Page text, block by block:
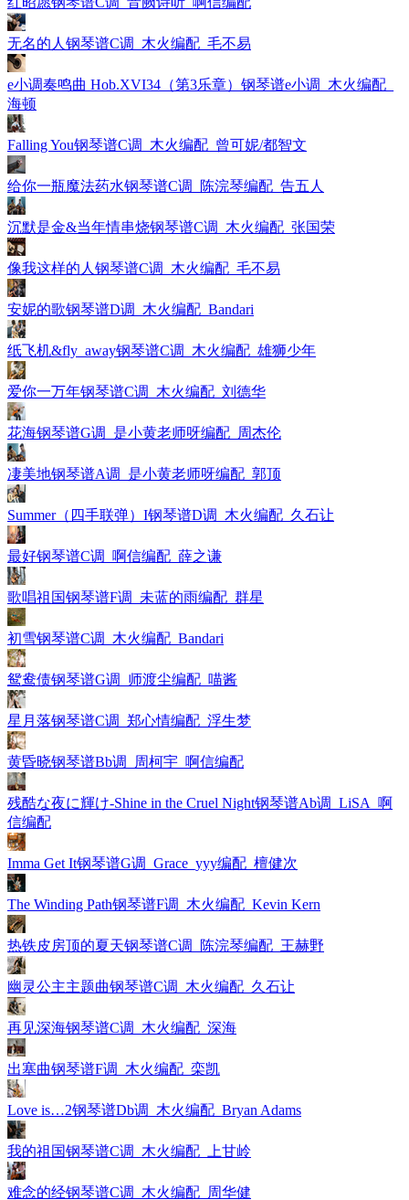
无名的人钢琴谱C调_木火编配_毛不易
e小调奏鸣曲 Hob.XVI34（第3乐章）钢琴谱e小调_木火编配_
海顿
Falling You钢琴谱C调_木火编配_曾可妮/都智文
给你一瓶魔法药水钢琴谱C调_陈浣琴编配_告五人
沉默是金&当年情串烧钢琴谱C调_木火编配_张国荣
像我这样的人钢琴谱C调_木火编配_毛不易
安妮的歌钢琴谱D调_木火编配_Bandari
纸飞机&fly_away钢琴谱C调_木火编配_雄狮少年
爱你一万年钢琴谱C调_木火编配_刘德华
花海钢琴谱G调_是小黄老师呀编配_周杰伦
凄美地钢琴谱A调_是小黄老师呀编配_郭顶
Summer（四手联弹）I钢琴谱D调_木火编配_久石让
最好钢琴谱C调_啊信编配_薛之谦
歌唱祖国钢琴谱F调_未蓝的雨编配_群星
初雪钢琴谱C调_木火编配_Bandari
鸳鸯债钢琴谱G调_师渡尘编配_喵酱
星月落钢琴谱C调_郑心情编配_浮生梦
黄昏晓钢琴谱Bb调_周柯宇_啊信编配
残酷な夜に輝け-Shine in the Cruel Night钢琴谱Ab调_LiSA_啊
信编配
Imma Get It钢琴谱G调_Grace_yyy编配_檀健次
The Winding Path钢琴谱F调_木火编配_Kevin Kern
热铁皮房顶的夏天钢琴谱C调_陈浣琴编配_王赫野
幽灵公主主题曲钢琴谱C调_木火编配_久石让
再见深海钢琴谱C调_木火编配_深海
出塞曲钢琴谱F调_木火编配_栾凯
Love is…2钢琴谱Db调_木火编配_Bryan Adams
我的祖国钢琴谱C调_木火编配_上甘岭
难念的经钢琴谱C调_木火编配_周华健